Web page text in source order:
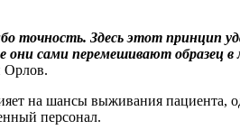
точность. Здесь этот
сами перемешивают образец
Орлов.
на шансы выживания пациента,
персонал.